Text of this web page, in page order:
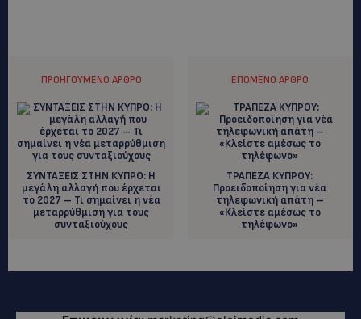
ΠΡΟΗΓΟΎΜΕΝΟ ΆΡΘΡΟ
ΣΥΝΤΑΞΕΙΣ ΣΤΗΝ ΚΥΠΡΟ: Η
μεγάλη αλλαγή που έρχεται
το 2027 – Τι σημαίνει η νέα
μεταρρύθμιση για τους
συνταξιούχους
ΕΠΌΜΕΝΟ ΆΡΘΡΟ
ΤΡΑΠΕΖΑ ΚΥΠΡΟΥ:
Προειδοποίηση για νέα
τηλεφωνική απάτη –
«Κλείστε αμέσως το
τηλέφωνο»